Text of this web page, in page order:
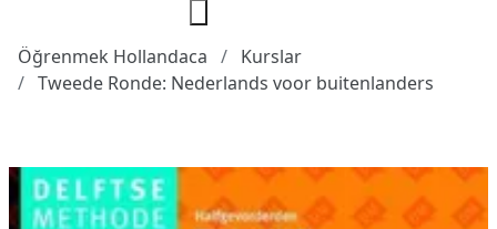
Öğrenmek Hollandaca
Kurslar
Tweede Ronde: Nederlands voor buitenlanders